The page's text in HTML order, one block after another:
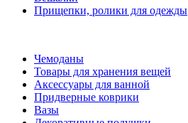
Прищепки, ролики для одежды
Чемоданы
Товары для хранения вещей
Аксессуары для ванной
Придверные коврики
Вазы